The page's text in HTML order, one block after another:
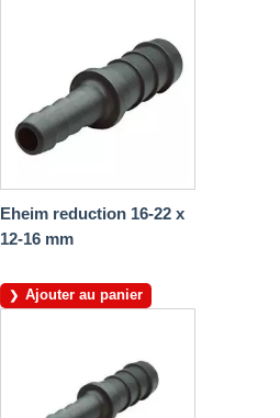
Eheim reduction 16-22 x
12-16 mm
Ajouter au panier